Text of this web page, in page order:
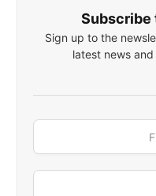
Subscribe
Sign up to the
latest news